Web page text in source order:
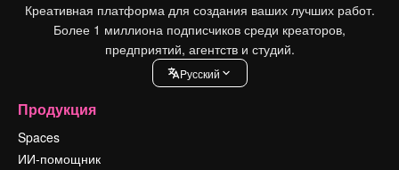
Креативная платформа для создания ваших лучших работ.
Более 1 миллиона подписчиков среди креаторов,
предприятий, агентств и студий.
Pусский
Продукция
Spaces
ИИ-помощник